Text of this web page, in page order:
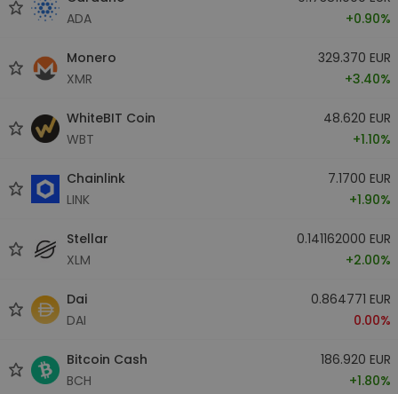
ADA
+0.90%
Monero
XMR
329.370 EUR
+3.40%
WhiteBIT Coin
WBT
48.620 EUR
+1.10%
Chainlink
LINK
7.1700 EUR
+1.90%
Stellar
XLM
0.141162000 EUR
+2.00%
Dai
DAI
0.864771 EUR
0.00%
Bitcoin Cash
BCH
186.920 EUR
+1.80%